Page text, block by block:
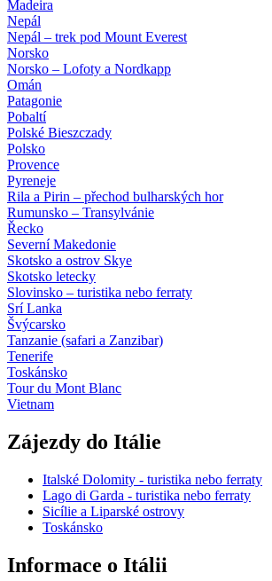
Madeira
Nepál
Nepál – trek pod Mount Everest
Norsko
Norsko – Lofoty a Nordkapp
Omán
Patagonie
Pobaltí
Polské Bieszczady
Polsko
Provence
Pyreneje
Rila a Pirin – přechod bulharských hor
Rumunsko – Transylvánie
Řecko
Severní Makedonie
Skotsko a ostrov Skye
Skotsko letecky
Slovinsko – turistika nebo ferraty
Srí Lanka
Švýcarsko
Tanzanie (safari a Zanzibar)
Tenerife
Toskánsko
Tour du Mont Blanc
Vietnam
Zájezdy do Itálie
Italské Dolomity - turistika nebo ferraty
Lago di Garda - turistika nebo ferraty
Sicílie a Liparské ostrovy
Toskánsko
Informace o Itálii